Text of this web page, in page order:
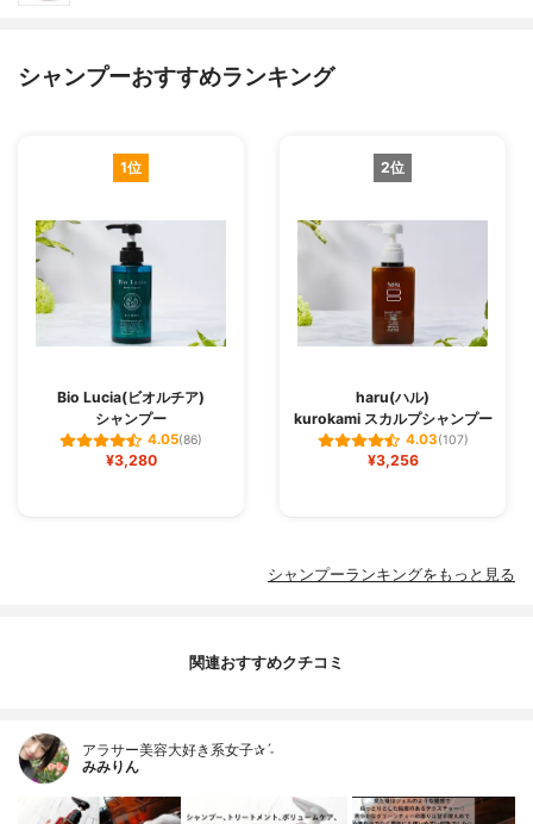
シャンプーおすすめランキング
1位
Bio Lucia(ビオルチア)
シャンプー
4.05(86)
¥3,280
2位
haru(ハル)
kurokami スカルプシャンプー
4.03(107)
¥3,256
シャンプーランキングをもっと見る
関連おすすめクチコミ
アラサー美容大好き系女子✰ˊ˗
みみりん